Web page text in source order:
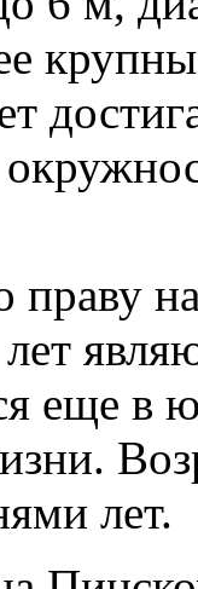
праву
лет
еще в
лет.